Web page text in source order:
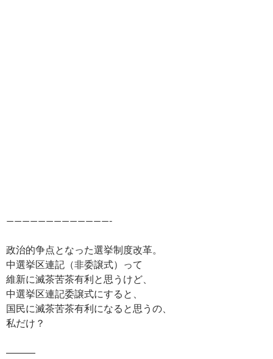
—————————————-
政治的争点となった選挙制度改革。
中選挙区連記（非委譲式）って
維新に滅茶苦茶有利と思うけど、
中選挙区連記委譲式にすると、
国民に滅茶苦茶有利になると思うの、
私だけ？
―――